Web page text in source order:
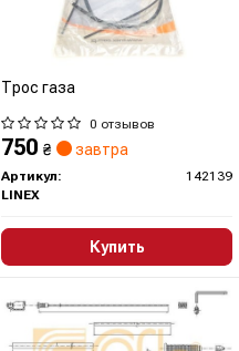
Трос газа
0 отзывов
750 ₴ завтра
Артикул:
142139
LINEX
Купить